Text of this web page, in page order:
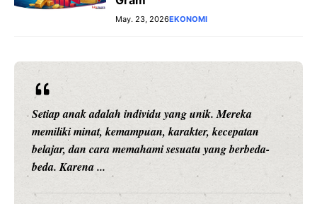
May. 23, 2026EKONOMI
Setiap anak adalah individu yang unik. Mereka
memiliki minat, kemampuan, karakter, kecepatan
belajar, dan cara memahami sesuatu yang berbeda-
beda. Karena ...